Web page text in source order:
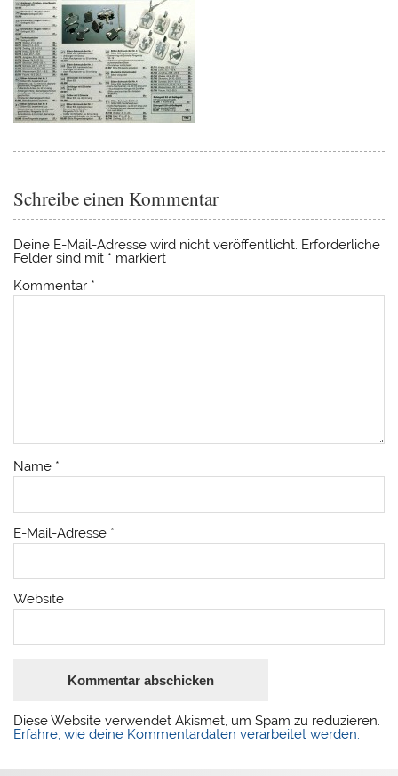
Schreibe einen Kommentar
Deine E-Mail-Adresse wird nicht veröffentlicht. Erforderliche
Felder sind mit * markiert
Kommentar *
Name *
E-Mail-Adresse *
Website
Diese Website verwendet Akismet, um Spam zu reduzieren.
Erfahre, wie deine Kommentardaten verarbeitet werden.